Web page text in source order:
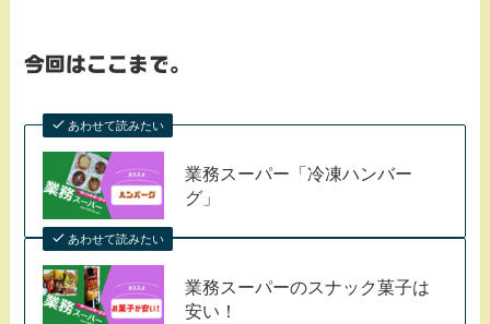
今回はここまで。
あわせて読みたい
業務スーパー「冷凍ハンバー
グ」
あわせて読みたい
業務スーパーのスナック菓子は
安い！